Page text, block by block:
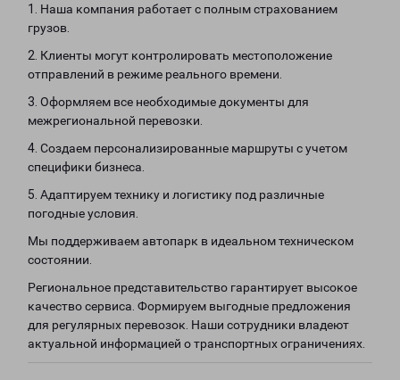
1. Наша компания работает с полным страхованием
грузов.
2. Клиенты могут контролировать местоположение
отправлений в режиме реального времени.
3. Оформляем все необходимые документы для
межрегиональной перевозки.
4. Создаем персонализированные маршруты с учетом
специфики бизнеса.
5. Адаптируем технику и логистику под различные
погодные условия.
Мы поддерживаем автопарк в идеальном техническом
состоянии.
Региональное представительство гарантирует высокое
качество сервиса. Формируем выгодные предложения
для регулярных перевозок. Наши сотрудники владеют
актуальной информацией о транспортных ограничениях.